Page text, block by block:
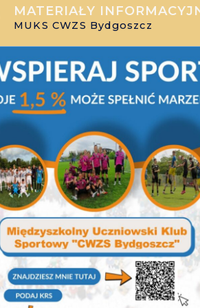
MATERIAŁY
MUKS CWZS Bydgoszcz